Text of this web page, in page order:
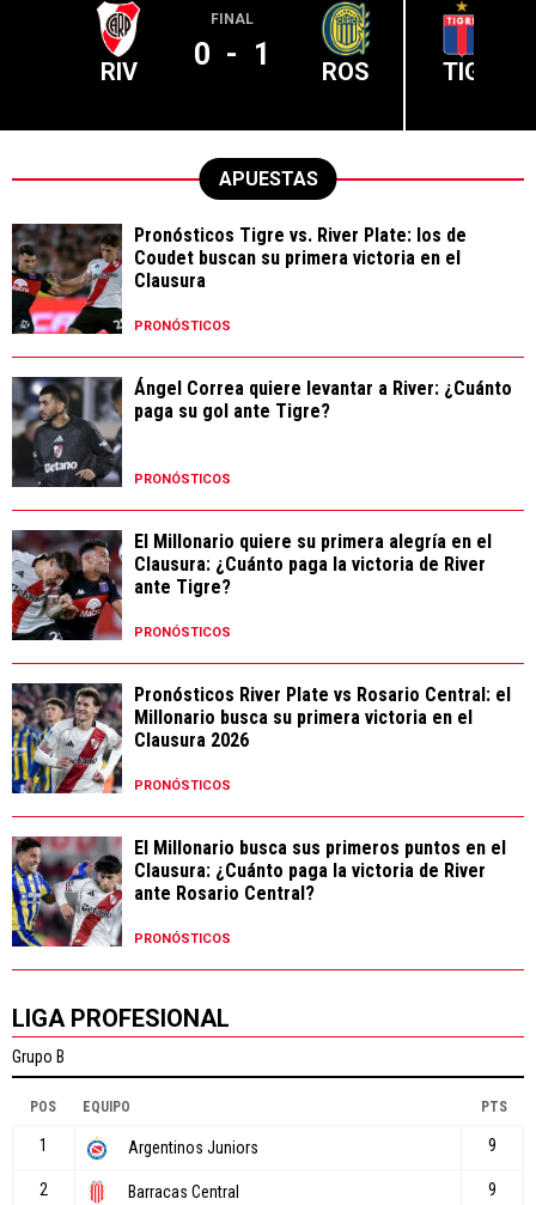
RIV
FINAL
0 - 1 ROS TIG
APUESTAS
Pronósticos Tigre vs. River Plate: los de
Coudet buscan su primera victoria en el
Clausura
PRONÓSTICOS
Ángel Correa quiere levantar a River: ¿Cuánto
paga su gol ante Tigre?
PRONÓSTICOS
El Millonario quiere su primera alegría en el
Clausura: ¿Cuánto paga la victoria de River
ante Tigre?
PRONÓSTICOS
Pronósticos River Plate vs Rosario Central: el
Millonario busca su primera victoria en el
Clausura 2026
PRONÓSTICOS
El Millonario busca sus primeros puntos en el
Clausura: ¿Cuánto paga la victoria de River
ante Rosario Central?
PRONÓSTICOS
LIGA PROFESIONAL